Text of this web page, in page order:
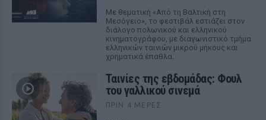
Με θεματική «Από τη Βαλτική στη
Μεσόγειο», το φεστιβάλ εστιάζει στον
διάλογο πολωνικού και ελληνικού
κινηματογράφου, με διαγωνιστικό τμήμα
ελληνικών ταινιών μικρού μήκους και
χρηματικά έπαθλα.
Ταινίες της εβδομάδας: Φουλ
του γαλλικού σινεμά
ΠΡΙΝ 4 ΜΈΡΕΣ